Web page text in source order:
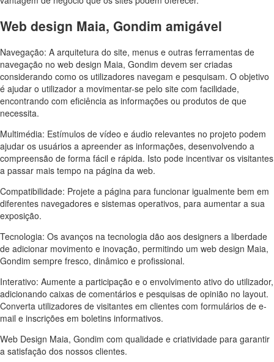
Web design Maia, Gondim amigável
Navegação: A arquitetura do site, menus e outras ferramentas de
navegação no web design Maia, Gondim devem ser criadas
considerando como os utilizadores navegam e pesquisam. O objetivo
é ajudar o utilizador a movimentar-se pelo site com facilidade,
encontrando com eficiência as informações ou produtos de que
necessita.
Multimédia: Estímulos de vídeo e áudio relevantes no projeto podem
ajudar os usuários a apreender as informações, desenvolvendo a
compreensão de forma fácil e rápida. Isto pode incentivar os visitantes
a passar mais tempo na página da web.
Compatibilidade: Projete a página para funcionar igualmente bem em
diferentes navegadores e sistemas operativos, para aumentar a sua
exposição.
Tecnologia: Os avanços na tecnologia dão aos designers a liberdade
de adicionar movimento e inovação, permitindo um web design Maia,
Gondim sempre fresco, dinâmico e profissional.
Interativo: Aumente a participação e o envolvimento ativo do utilizador,
adicionando caixas de comentários e pesquisas de opinião no layout.
Converta utilizadores de visitantes em clientes com formulários de e-
mail e inscrições em boletins informativos.
Web Design Maia, Gondim com qualidade e criatividade para garantir
a satisfação dos nossos clientes.